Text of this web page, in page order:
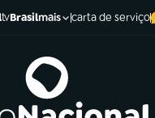
tvBrasilmais carta de serviço